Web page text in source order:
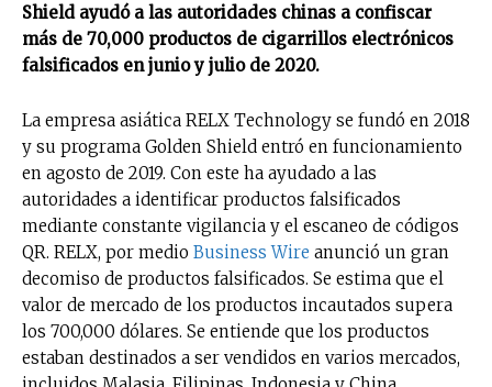
Shield ayudó a las autoridades chinas a confiscar
más de 70,000 productos de cigarrillos electrónicos
falsificados en junio y julio de 2020.
La empresa asiática RELX Technology se fundó en 2018
y su programa Golden Shield entró en funcionamiento
en agosto de 2019. Con este ha ayudado a las
autoridades a identificar productos falsificados
mediante constante vigilancia y el escaneo de códigos
QR. RELX, por medio Business Wire anunció un gran
decomiso de productos falsificados. Se estima que el
valor de mercado de los productos incautados supera
los 700,000 dólares. Se entiende que los productos
estaban destinados a ser vendidos en varios mercados,